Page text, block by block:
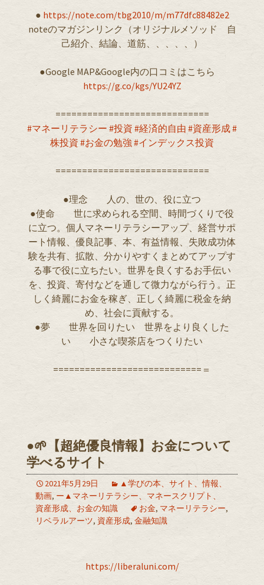
● https://note.com/tbg2010/m/m77dfc88482e2
noteのマガジンリンク（オリジナルメソッド 自
己紹介、結論、道筋、、、、、）
●Google MAP&Google内の口コミはこちら ︎
https://g.co/kgs/YU24YZ
=============================
#マネーリテラシー #投資 #経済的自由 #資産形成#
株投資 #お金の勉強 #インデックス投資
=============================
●理念 人の、世の、役に立つ
●使命 世に求められる空間、時間づくりで役
に立つ。個人マネーリテラシーアップ、経営サポ
ート情報、優良記事、本、有益情報、失敗成功体
験を共有、拡散、分かりやすくまとめてアップす
る事で役に立ちたい。世界を良くするお手伝い
を、投資、寄付などを通して微力ながら行う。正
しく綺麗にお金を稼ぎ、正しく綺麗に税金を納
め、社会に貢献する。
●夢 世界を回りたい 世界をより良くした
い 小さな喫茶店をつくりたい
============================＝
●🌱【超絶優良情報】お金について
学べるサイト
2021年5月29日
▲学びの本、サイト、情報、
動画, ー▲マネーリテラシー、マネースクリプト、
資産形成、お金の知識
お金, マネーリテラシー,
リベラルアーツ, 資産形成, 金融知識
https://liberaluni.com/